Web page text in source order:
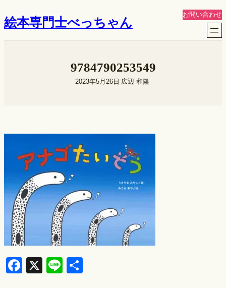
容
絵本専門士べっちゃん
お問い合わせ
9784790253549
2023年5月26日 広辺 和隆
F
X
Li